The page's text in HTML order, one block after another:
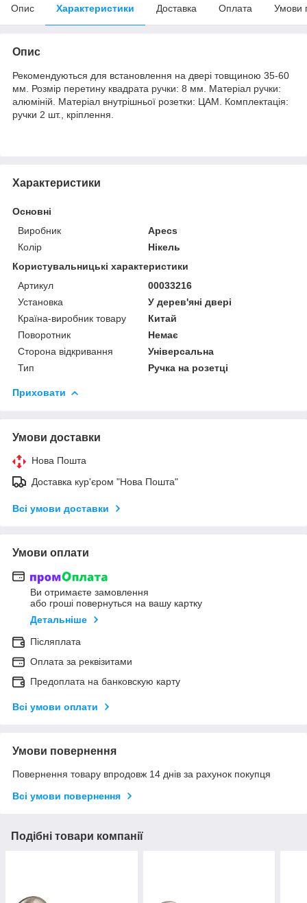
Опис Характеристики Доставка Оплата Умови
Опис
Рекомендуються для встановлення на двері товщиною 35-60
мм. Розмір перетину квадрата ручки: 8 мм. Матеріал ручки:
алюміній. Матеріал внутрішньої розетки: ЦАМ. Комплектація:
ручки 2 шт., кріплення.
Характеристики
Основні
Виробник
Apecs
Колір
Нікель
Користувальницькі характеристики
Артикул
00033216
Установка
У дерев'яні двері
Країна-виробник товару
Китай
Поворотник
Немає
Сторона відкривання
Універсальна
Тип
Ручка на розетці
Приховати
Умови доставки
Нова Пошта
Доставка кур'єром "Нова Пошта"
Всі умови доставки
Умови оплати
Ви отримаєте замовлення
або гроші повернуться на вашу картку
Детальніше
Післяплата
Оплата за реквізитами
Предоплата на банковскую карту
Всі умови оплати
Умови повернення
Повернення товару впродовж 14 днів за рахунок покупця
Всі умови повернення
Подібні товари компанії